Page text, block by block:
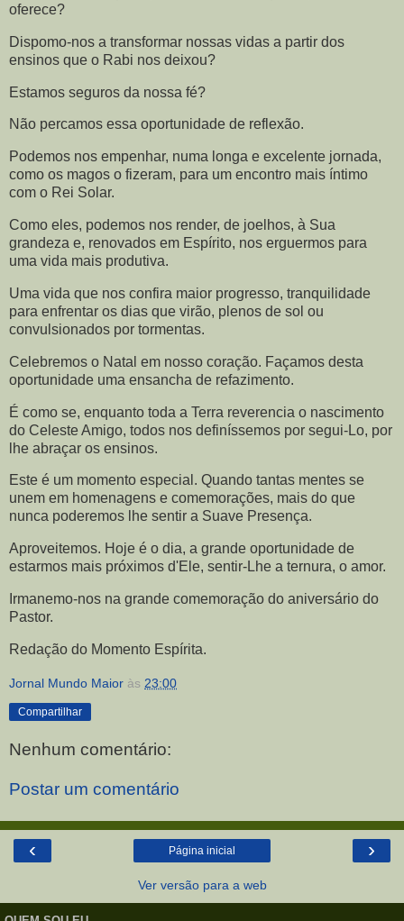
oferece?
Dispomo-nos a transformar nossas vidas a partir dos
ensinos que o Rabi nos deixou?
Estamos seguros da nossa fé?
Não percamos essa oportunidade de reflexão.
Podemos nos empenhar, numa longa e excelente jornada,
como os magos o fizeram, para um encontro mais íntimo
com o Rei Solar.
Como eles, podemos nos render, de joelhos, à Sua
grandeza e, renovados em Espírito, nos erguermos para
uma vida mais produtiva.
Uma vida que nos confira maior progresso, tranquilidade
para enfrentar os dias que virão, plenos de sol ou
convulsionados por tormentas.
Celebremos o Natal em nosso coração. Façamos desta
oportunidade uma ensancha de refazimento.
É como se, enquanto toda a Terra reverencia o nascimento
do Celeste Amigo, todos nos definíssemos por segui-Lo, por
lhe abraçar os ensinos.
Este é um momento especial. Quando tantas mentes se
unem em homenagens e comemorações, mais do que
nunca poderemos lhe sentir a Suave Presença.
Aproveitemos. Hoje é o dia, a grande oportunidade de
estarmos mais próximos d'Ele, sentir-Lhe a ternura, o amor.
Irmanemo-nos na grande comemoração do aniversário do
Pastor.
Redação do Momento Espírita.
Jornal Mundo Maior às 23:00
Compartilhar
Nenhum comentário:
Postar um comentário
‹ ›
Página inicial
Ver versão para a web